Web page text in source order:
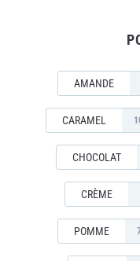
AMANDE
CARAMEL
CHOCOLAT
CRÈME
POMME